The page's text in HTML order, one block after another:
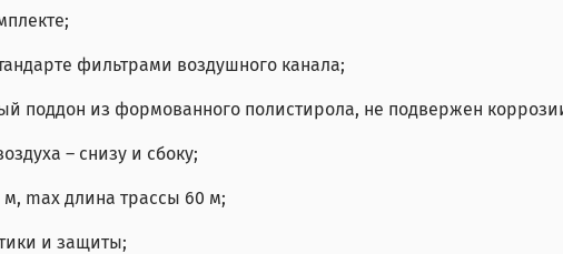
фильтрами воздушного канала;
поддон из формованного полистирола, не подвержен
– снизу и сбоку;
max длина трассы 60 м;
и защиты;